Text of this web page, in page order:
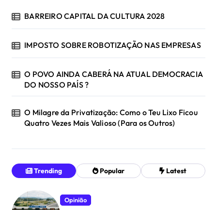
BARREIRO CAPITAL DA CULTURA 2028
IMPOSTO SOBRE ROBOTIZAÇÃO NAS EMPRESAS
O POVO AINDA CABERÁ NA ATUAL DEMOCRACIA
DO NOSSO PAÍS ?
O Milagre da Privatização: Como o Teu Lixo Ficou
Quatro Vezes Mais Valioso (Para os Outros)
Trending Popular Latest
Opinião